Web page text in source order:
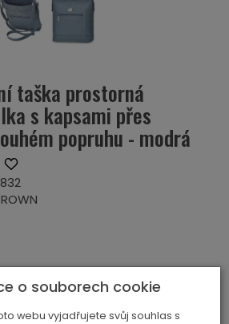
taška prostorná
s kapsami přes
popruhu - modrá
o souborech cookie
webu vyjadřujete svůj souhlas s